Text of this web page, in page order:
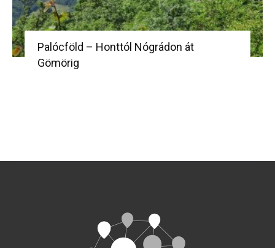
Palócföld – Honttól Nógrádon át
Gömörig